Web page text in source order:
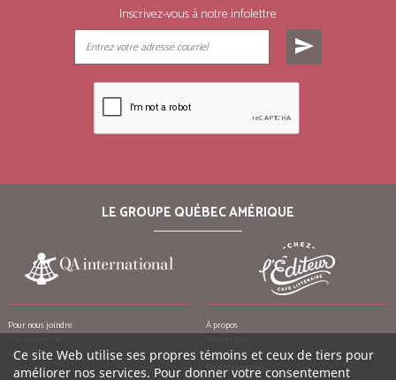
Inscrivez-vous à notre infolettre
send
LE GROUPE QUÉBEC AMÉRIQUE
Pour nous joindre
Emplois
À propos
Crédits
Remerciements
Ce site Web utilise ses propres témoins et ceux de tiers pour
améliorer nos services. Pour donner votre consentement